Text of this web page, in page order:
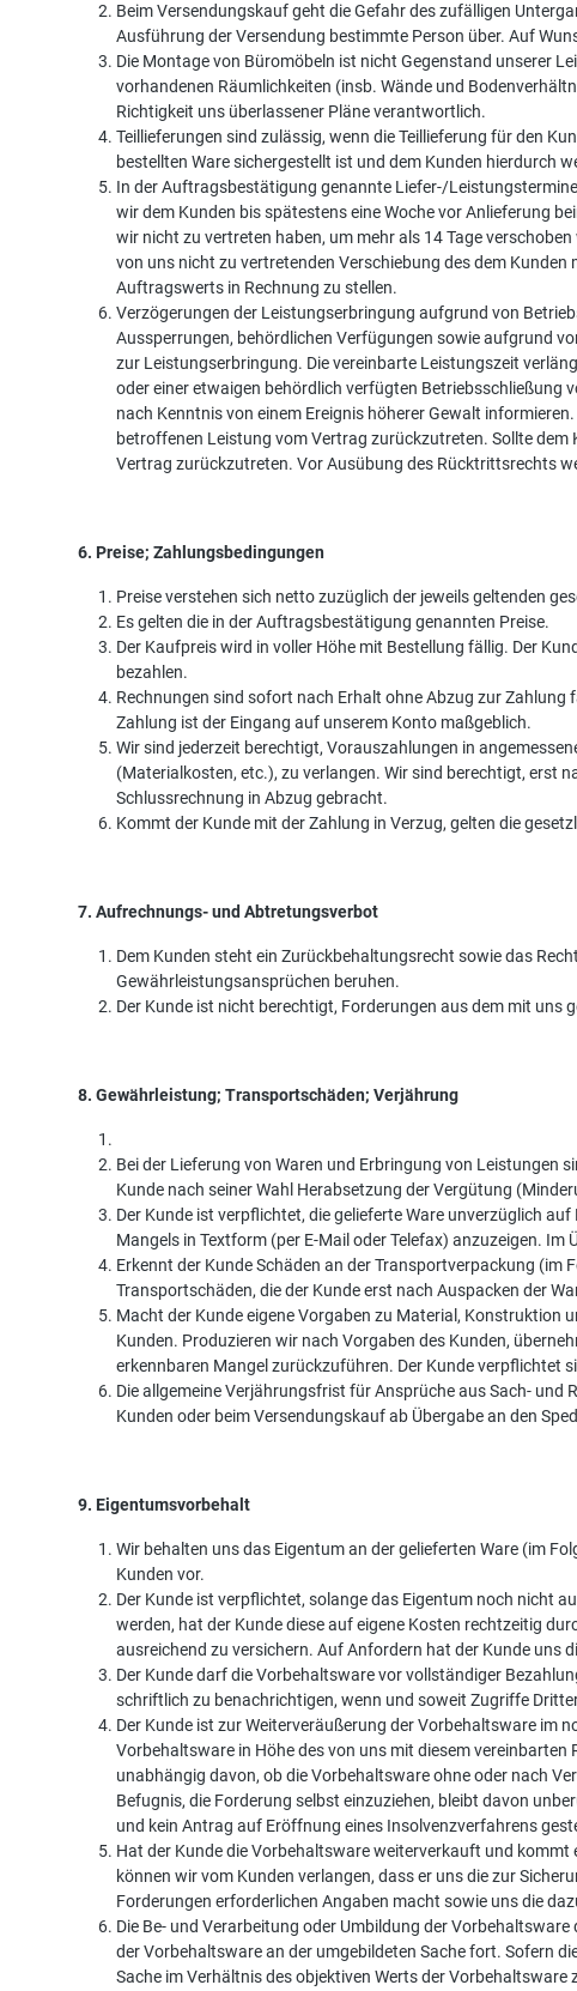
Beim Versendungskauf geht die Gefahr des zufälligen
Ausführung der Versendung bestimmte Person über. Auf
Die Montage von Büromöbeln ist nicht Gegenstand unserer
vorhandenen Räumlichkeiten (insb. Wände und
Richtigkeit uns überlassener Pläne verantwortlich.
Teillieferungen sind zulässig, wenn die Teillieferung für den
bestellten Ware sichergestellt ist und dem Kunden hierdurch
In der Auftragsbestätigung genannte Liefer-/
wir dem Kunden bis spätestens eine Woche vor Anlieferung
wir nicht zu vertreten haben, um mehr als 14 Tage
von uns nicht zu vertretenden Verschiebung des dem
Auftragswerts in Rechnung zu stellen.
Verzögerungen der Leistungserbringung aufgrund von
Aussperrungen, behördlichen Verfügungen sowie aufgrund
zur Leistungserbringung. Die vereinbarte Leistungszeit
oder einer etwaigen behördlich verfügten Betriebsschließung
nach Kenntnis von einem Ereignis höherer Gewalt
betroffenen Leistung vom Vertrag zurückzutreten. Sollte
Vertrag zurückzutreten. Vor Ausübung des Rücktrittsrechts
6. Preise; Zahlungsbedingungen
Preise verstehen sich netto zuzüglich der jeweils geltenden
Es gelten die in der Auftragsbestätigung genannten Preise.
Der Kaufpreis wird in voller Höhe mit Bestellung fällig. Der
bezahlen.
Rechnungen sind sofort nach Erhalt ohne Abzug zur Zahlung
Zahlung ist der Eingang auf unserem Konto maßgeblich.
Wir sind jederzeit berechtigt, Vorauszahlungen in
(Materialkosten, etc.), zu verlangen. Wir sind berechtigt, erst
Schlussrechnung in Abzug gebracht.
Kommt der Kunde mit der Zahlung in Verzug, gelten die
7. Aufrechnungs- und Abtretungsverbot
Dem Kunden steht ein Zurückbehaltungsrecht sowie das
Gewährleistungsansprüchen beruhen.
Der Kunde ist nicht berechtigt, Forderungen aus dem mit uns
8. Gewährleistung; Transportschäden; Verjährung
Bei der Lieferung von Waren und Erbringung von Leistungen
Kunde nach seiner Wahl Herabsetzung der Vergütung
Der Kunde ist verpflichtet, die gelieferte Ware unverzüglich
Mangels in Textform (per E-Mail oder Telefax) anzuzeigen. Im
Erkennt der Kunde Schäden an der Transportverpackung (im
Transportschäden, die der Kunde erst nach Auspacken der
Macht der Kunde eigene Vorgaben zu Material, Konstruktion
Kunden. Produzieren wir nach Vorgaben des Kunden,
erkennbaren Mangel zurückzuführen. Der Kunde verpflichtet
Die allgemeine Verjährungsfrist für Ansprüche aus Sach-
Kunden oder beim Versendungskauf ab Übergabe an den
9. Eigentumsvorbehalt
Wir behalten uns das Eigentum an der gelieferten Ware (im
Kunden vor.
Der Kunde ist verpflichtet, solange das Eigentum noch nicht
werden, hat der Kunde diese auf eigene Kosten rechtzeitig
ausreichend zu versichern. Auf Anfordern hat der Kunde uns
Der Kunde darf die Vorbehaltsware vor vollständiger
schriftlich zu benachrichtigen, wenn und soweit Zugriffe
Der Kunde ist zur Weiterveräußerung der Vorbehaltsware im
Vorbehaltsware in Höhe des von uns mit diesem
unabhängig davon, ob die Vorbehaltsware ohne oder nach
Befugnis, die Forderung selbst einzuziehen, bleibt davon
und kein Antrag auf Eröffnung eines Insolvenzverfahrens
Hat der Kunde die Vorbehaltsware weiterverkauft und
können wir vom Kunden verlangen, dass er uns die zur
Forderungen erforderlichen Angaben macht sowie uns die
Die Be- und Verarbeitung oder Umbildung der
der Vorbehaltsware an der umgebildeten Sache fort. Sofern
Sache im Verhältnis des objektiven Werts der